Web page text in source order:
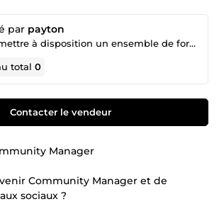
par payton
Je vais mettre à disposition un ensemble de formations
total0
Contacter le vendeur
Manager
Community Manager et de
sociaux ?